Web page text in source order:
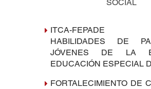
SOCIAL
ITCA-FEPADE
HABILIDADES DE
JÓVENES DE LA
EDUCACIÓN ESPECIAL
FORTALECIMIENTO DE